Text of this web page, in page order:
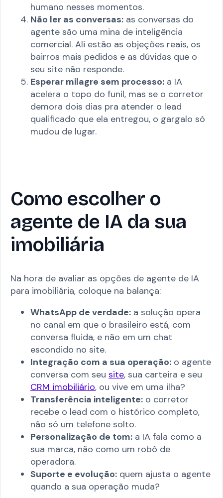
humano nesses momentos.
Não ler as conversas: as conversas do
agente são uma mina de inteligência
comercial. Ali estão as objeções reais, os
bairros mais pedidos e as dúvidas que o
seu site não responde.
Esperar milagre sem processo: a IA
acelera o topo do funil, mas se o corretor
demora dois dias pra atender o lead
qualificado que ela entregou, o gargalo só
mudou de lugar.
Como escolher o
agente de IA da sua
imobiliária
Na hora de avaliar as opções de agente de IA
para imobiliária, coloque na balança:
WhatsApp de verdade: a solução opera
no canal em que o brasileiro está, com
conversa fluida, e não em um chat
escondido no site.
Integração com a sua operação: o agente
conversa com seu site, sua carteira e seu
CRM imobiliário, ou vive em uma ilha?
Transferência inteligente: o corretor
recebe o lead com o histórico completo,
não só um telefone solto.
Personalização de tom: a IA fala como a
sua marca, não como um robô de
operadora.
Suporte e evolução: quem ajusta o agente
quando a sua operação muda?